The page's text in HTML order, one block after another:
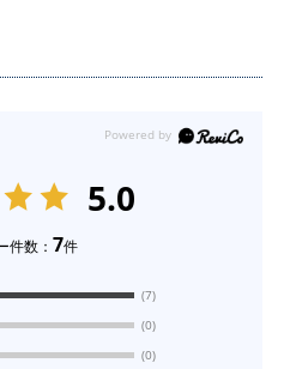
5.0
件数：7件
(7)
(0)
(0)